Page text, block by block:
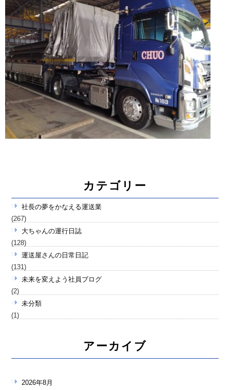
カテゴリー
社長の夢をかなえる運送業
(267)
大ちゃんの運行日誌
(128)
運送屋さんの日常日記
(131)
未来を変えよう社員ブログ
(2)
未分類
(1)
アーカイブ
2026年8月